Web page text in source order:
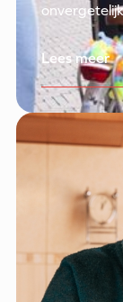
Lees meer